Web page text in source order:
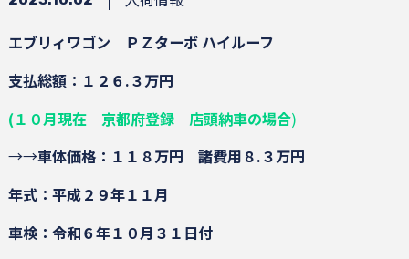
エブリィワゴン ＰＺターボ ハイルーフ
支払総額：１２６.３万円
(１０月現在 京都府登録 店頭納車の場合)
→→車体価格：１１８万円
諸費用８.３万円
年式：平成２９年１１月
車検：令和６年１０月３１日付